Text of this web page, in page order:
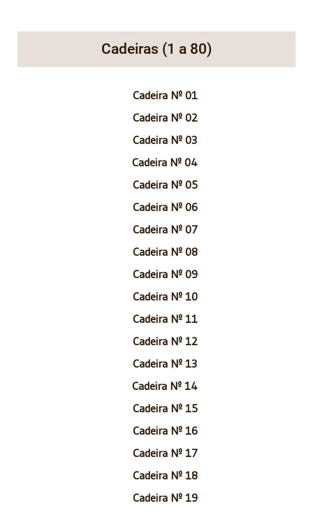
Cadeiras (1 a 80)
Cadeira Nº 01
Cadeira Nº 02
Cadeira Nº 03
Cadeira Nº 04
Cadeira Nº 05
Cadeira Nº 06
Cadeira Nº 07
Cadeira Nº 08
Cadeira Nº 09
Cadeira Nº 10
Cadeira Nº 11
Cadeira Nº 12
Cadeira Nº 13
Cadeira Nº 14
Cadeira Nº 15
Cadeira Nº 16
Cadeira Nº 17
Cadeira Nº 18
Cadeira Nº 19